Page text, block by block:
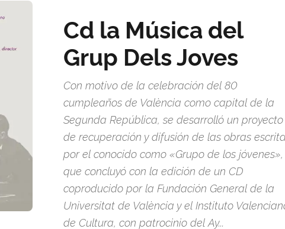
Cd la Música del
Grup Dels Joves
Con motivo de la celebración del 80
cumpleaños de València como capital de la
Segunda República, se desarrolló un proyecto
de recuperación y difusión de las obras
por el conocido como «Grupo de los jóvenes»,
que concluyó con la edición de un CD
coproducido por la Fundación General de la
Universitat de València y el Instituto
de Cultura, con patrocinio del Ay...